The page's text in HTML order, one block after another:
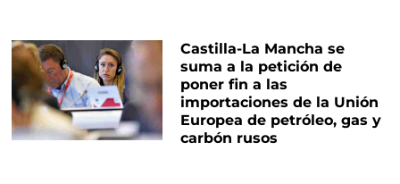
Castilla-La Mancha se
suma a la petición de
poner fin a las
importaciones de la Unión
Europea de petróleo, gas y
carbón rusos